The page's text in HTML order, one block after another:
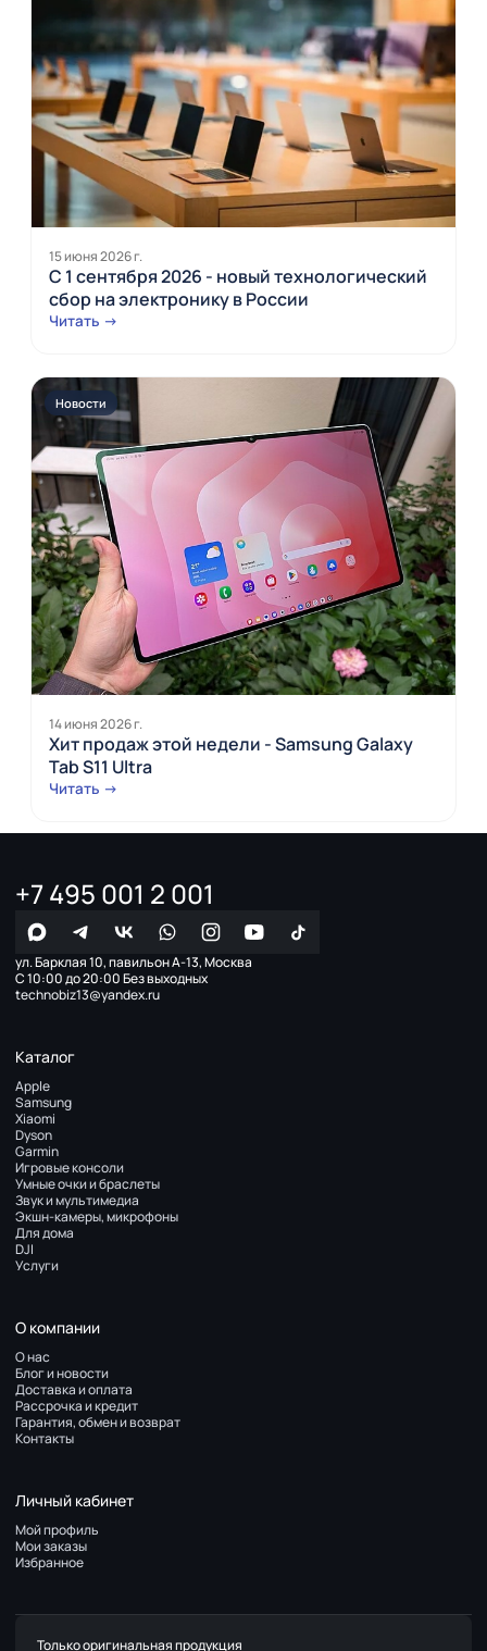
15 июня 2026 г.
С 1 сентября 2026 - новый технологический
сбор на электронику в России
Читать →
Новости
14 июня 2026 г.
Хит продаж этой недели - Samsung Galaxy
Tab S11 Ultra
Читать →
+7 495 001 2 001
ул. Барклая 10, павильон А-13, Москва
С 10:00 до 20:00 Без выходных
technobiz13@yandex.ru
Каталог
Apple
Samsung
Xiaomi
Dyson
Garmin
Игровые консоли
Умные очки и браслеты
Звук и мультимедиа
Экшн-камеры, микрофоны
Для дома
DJI
Услуги
О компании
О нас
Блог и новости
Доставка и оплата
Рассрочка и кредит
Гарантия, обмен и возврат
Контакты
Личный кабинет
Мой профиль
Мои заказы
Избранное
Только оригинальная продукция